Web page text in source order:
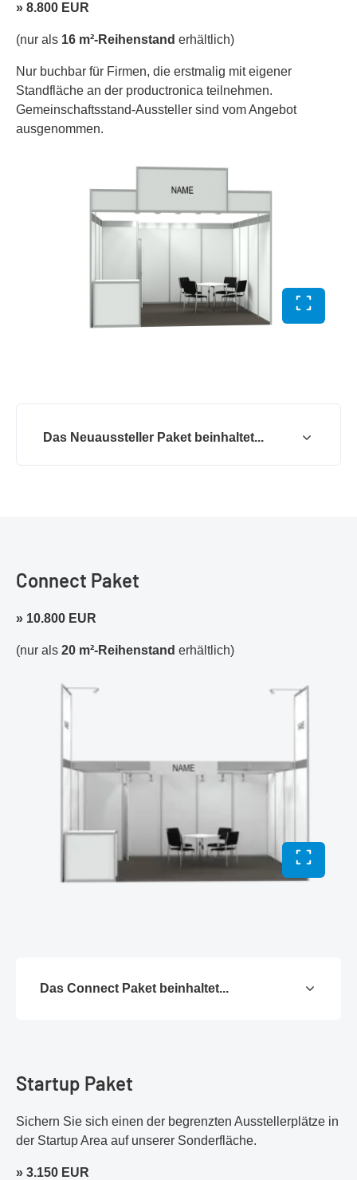
» 8.800 EUR
(nur als 16 m²-Reihenstand erhältlich)
Nur buchbar für Firmen, die erstmalig mit eigener
Standfläche an der productronica teilnehmen.
Gemeinschaftsstand-Aussteller sind vom Angebot
ausgenommen.
Vollbild
Das Neuaussteller Paket beinhaltet...
Connect Paket
» 10.800 EUR
(nur als 20 m²-Reihenstand erhältlich)
Vollbild
Das Connect Paket beinhaltet...
Startup Paket
Sichern Sie sich einen der begrenzten Ausstellerplätze in
der Startup Area auf unserer Sonderfläche.
» 3.150 EUR